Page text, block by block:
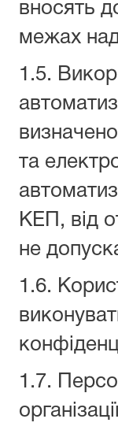
вносять
межах
1.5.
та
КЕП, від
не
1.6.
1.7.